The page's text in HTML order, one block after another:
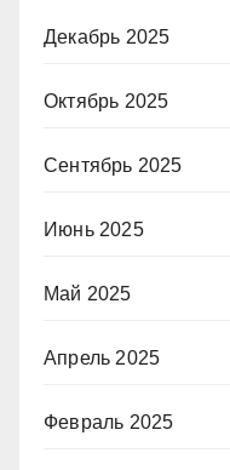
Декабрь 2025
Октябрь 2025
Сентябрь 2025
Июнь 2025
Май 2025
Апрель 2025
Февраль 2025